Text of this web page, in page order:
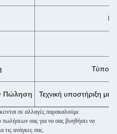
Τύπος
Πώληση Τεχνική υποστήριξη
σε αλλαγές.παρακαλούμε
πωλήσεων σας για να σας βοηθήσει να
τις ανάγκες σας.